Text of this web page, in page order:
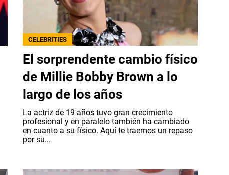
CELEBRITIES
El sorprendente cambio físico
de Millie Bobby Brown a lo
largo de los años
La actriz de 19 años tuvo gran crecimiento
profesional y en paralelo también ha cambiado
en cuanto a su físico. Aquí te traemos un repaso
por su...